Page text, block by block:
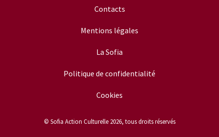
Contacts
Mentions légales
La Sofia
Politique de confidentialité
Cookies
© Sofia Action Culturelle 2026, tous droits réservés